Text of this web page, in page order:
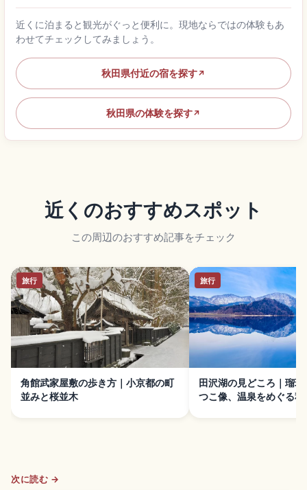
近くに泊まると観光がぐっと便利に。現地ならではの体験もあ
わせてチェックしてみましょう。
秋田県付近の宿を探す↗
秋田県の体験を探す↗
近くのおすすめスポット
この周辺のおすすめ記事をチェック
旅行
角館武家屋敷の歩き方｜小京都の町
並みと桜並木
旅行
田沢湖の見どころ｜瑠
つこ像、温泉をめぐる秋
次に読む →